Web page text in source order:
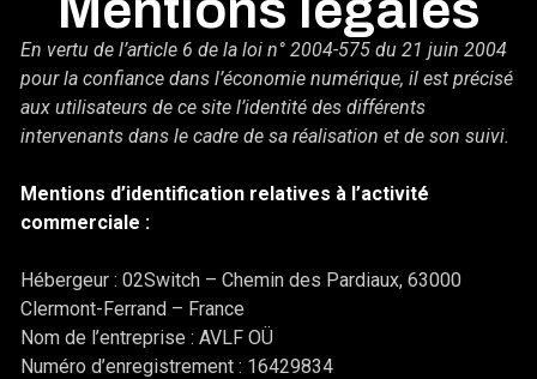
En vertu de l’article 6 de la loi n° 2004-575 du 21 juin 2004
pour la confiance dans l’économie numérique, il est précisé
aux utilisateurs de ce site l’identité des différents
intervenants dans le cadre de sa réalisation et de son suivi.
Mentions d’identification relatives à l’activité
commerciale :
Hébergeur : 02Switch – Chemin des Pardiaux, 63000
Clermont-Ferrand – France
Nom de l’entreprise : AVLF OÜ
Numéro d’enregistrement : 16429834